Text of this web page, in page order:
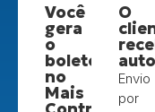
Você
gera
o
boleto
no
Mais
O
Envio
por